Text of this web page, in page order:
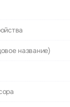
название)